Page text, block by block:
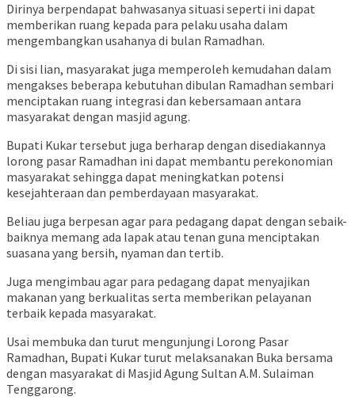
Dirinya berpendapat bahwasanya situasi seperti ini dapat
memberikan ruang kepada para pelaku usaha dalam
mengembangkan usahanya di bulan Ramadhan.
Di sisi lian, masyarakat juga memperoleh kemudahan dalam
mengakses beberapa kebutuhan dibulan Ramadhan sembari
menciptakan ruang integrasi dan kebersamaan antara
masyarakat dengan masjid agung.
Bupati Kukar tersebut juga berharap dengan disediakannya
lorong pasar Ramadhan ini dapat membantu perekonomian
masyarakat sehingga dapat meningkatkan potensi
kesejahteraan dan pemberdayaan masyarakat.
Beliau juga berpesan agar para pedagang dapat dengan sebaik-
baiknya memang ada lapak atau tenan guna menciptakan
suasana yang bersih, nyaman dan tertib.
Juga mengimbau agar para pedagang dapat menyajikan
makanan yang berkualitas serta memberikan pelayanan
terbaik kepada masyarakat.
Usai membuka dan turut mengunjungi Lorong Pasar
Ramadhan, Bupati Kukar turut melaksanakan Buka bersama
dengan masyarakat di Masjid Agung Sultan A.M. Sulaiman
Tenggarong.